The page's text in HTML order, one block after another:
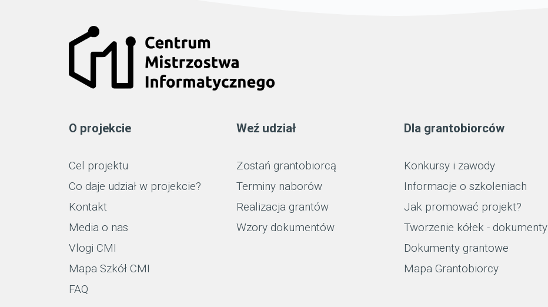
O projekcie
Cel projektu
Co daje udział w projekcie?
Kontakt
Media o nas
Vlogi CMI
Mapa Szkół CMI
FAQ
Weź udział
Zostań grantobiorcą
Terminy naborów
Realizacja grantów
Wzory dokumentów
Dla grantobiorców
Konkursy i zawody
Informacje o szkoleniach
Jak promować projekt?
Tworzenie kółek - dokumenty
Dokumenty grantowe
Mapa Grantobiorcy